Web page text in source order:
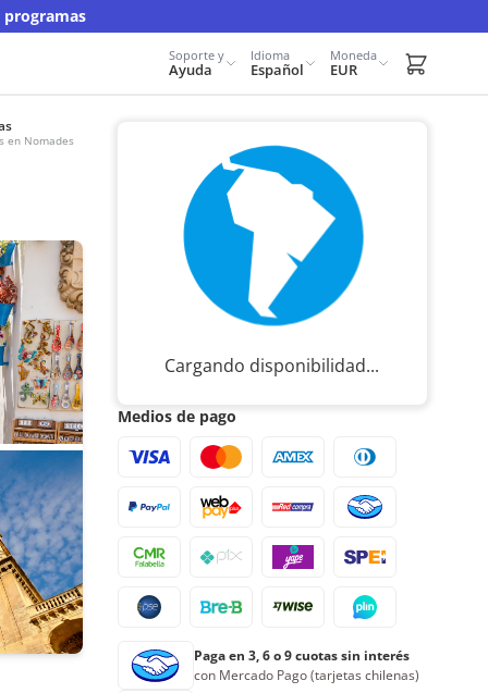
Soporte y
Ayuda
Idioma
Español
Moneda
EUR Carrito
en Nomades
Cargando disponibilidad...
Medios de pago
Paga en 3, 6 o 9 cuotas sin interés
con Mercado Pago (tarjetas chilenas)